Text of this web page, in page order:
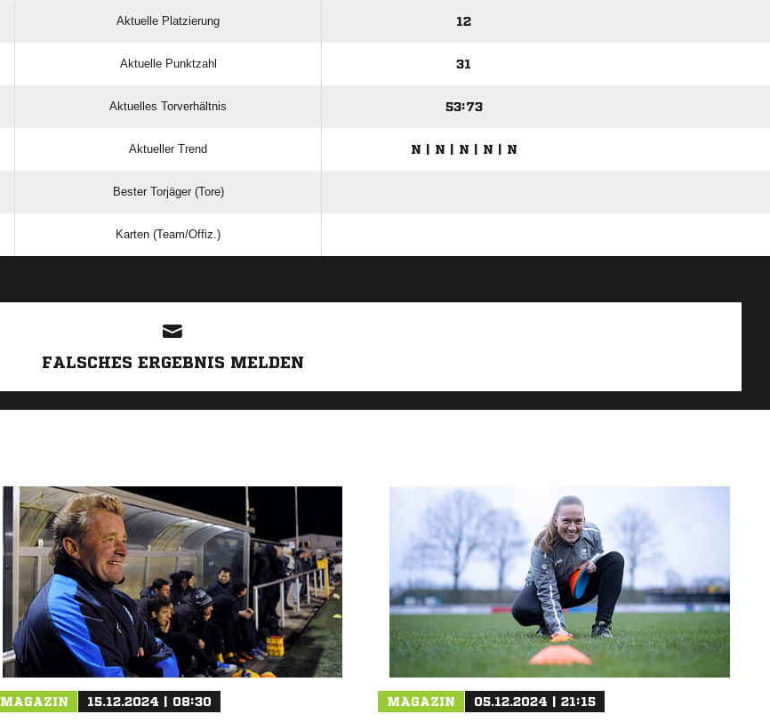
Aktuelle Platzierung 12
Aktuelle Punktzahl 31
Aktuelles Torverhältnis 53:73
Aktueller Trend N | N | N | N | N
Bester Torjäger (Tore)
Karten (Team/Offiz.)
FALSCHES ERGEBNIS MELDEN
MAGAZIN 15.12.2024 | 08:30 MAGAZIN 05.12.2024 | 21:15